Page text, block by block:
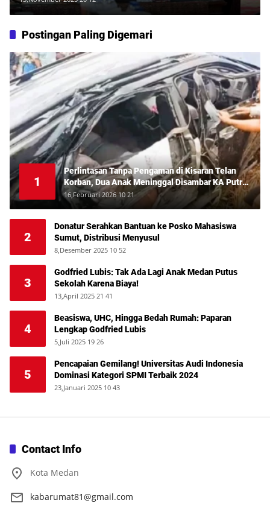
Postingan Paling Digemari
1
Perlintasan Tanpa Pengaman di Kisaran Telan
Korban, Dua Anak Meninggal Disambar KA Putri
Deli
16,Februari 2026 10 21
2
Donatur Serahkan Bantuan ke Posko Mahasiswa
Sumut, Distribusi Menyusul
8,Desember 2025 10 52
3
Godfried Lubis: Tak Ada Lagi Anak Medan Putus
Sekolah Karena Biaya!
13,April 2025 21 41
4
Beasiswa, UHC, Hingga Bedah Rumah: Paparan
Lengkap Godfried Lubis
5,Juli 2025 19 26
5
Pencapaian Gemilang! Universitas Audi Indonesia
Dominasi Kategori SPMI Terbaik 2024
23,Januari 2025 10 43
Contact Info
Kota Medan
kabarumat81@gmail.com